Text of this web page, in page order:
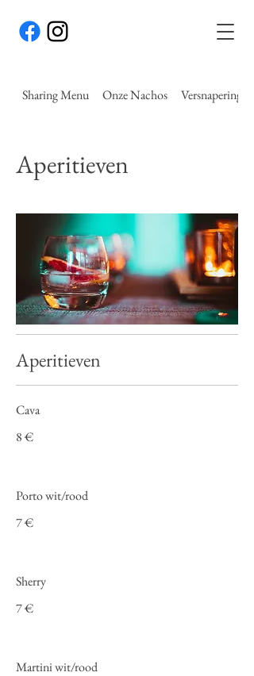
Sharing Menu Onze Nachos Versnaperingen
Aperitieven
Aperitieven
Cava
8 €
Porto wit/rood
7 €
Sherry
7 €
Martini wit/rood